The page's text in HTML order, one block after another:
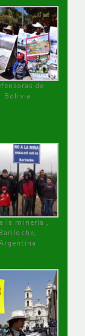
de
Bolivia
la minería ,
Bariloche,